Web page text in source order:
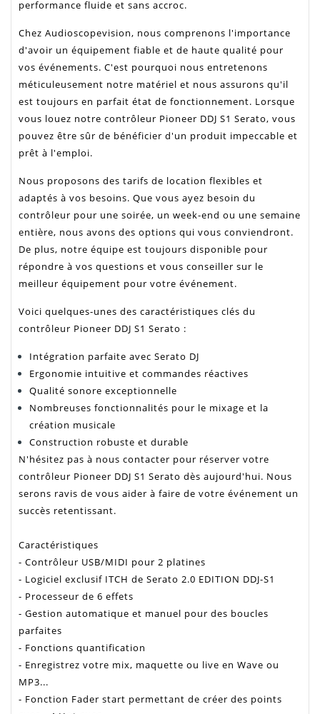
performance fluide et sans accroc.
Chez Audioscopevision, nous comprenons l'importance
d'avoir un équipement fiable et de haute qualité pour
vos événements. C'est pourquoi nous entretenons
méticuleusement notre matériel et nous assurons qu'il
est toujours en parfait état de fonctionnement. Lorsque
vous louez notre contrôleur Pioneer DDJ S1 Serato, vous
pouvez être sûr de bénéficier d'un produit impeccable et
prêt à l'emploi.
Nous proposons des tarifs de location flexibles et
adaptés à vos besoins. Que vous ayez besoin du
contrôleur pour une soirée, un week-end ou une semaine
entière, nous avons des options qui vous conviendront.
De plus, notre équipe est toujours disponible pour
répondre à vos questions et vous conseiller sur le
meilleur équipement pour votre événement.
Voici quelques-unes des caractéristiques clés du
contrôleur Pioneer DDJ S1 Serato :
Intégration parfaite avec Serato DJ
Ergonomie intuitive et commandes réactives
Qualité sonore exceptionnelle
Nombreuses fonctionnalités pour le mixage et la
création musicale
Construction robuste et durable
N'hésitez pas à nous contacter pour réserver votre
contrôleur Pioneer DDJ S1 Serato dès aujourd'hui. Nous
serons ravis de vous aider à faire de votre événement un
succès retentissant.
Caractéristiques
- Contrôleur USB/MIDI pour 2 platines
- Logiciel exclusif ITCH de Serato 2.0 EDITION DDJ-S1
- Processeur de 6 effets
- Gestion automatique et manuel pour des boucles
parfaites
- Fonctions quantification
- Enregistrez votre mix, maquette ou live en Wave ou
MP3...
- Fonction Fader start permettant de créer des points